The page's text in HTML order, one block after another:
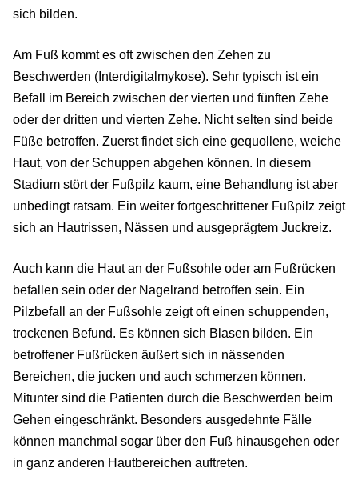
sich bilden.
Am Fuß kommt es oft zwischen den Zehen zu
Beschwerden (Interdigitalmykose). Sehr typisch ist ein
Befall im Bereich zwischen der vierten und fünften Zehe
oder der dritten und vierten Zehe. Nicht selten sind beide
Füße betroffen. Zuerst findet sich eine gequollene, weiche
Haut, von der Schuppen abgehen können. In diesem
Stadium stört der Fußpilz kaum, eine Behandlung ist aber
unbedingt ratsam. Ein weiter fortgeschrittener Fußpilz zeigt
sich an Hautrissen, Nässen und ausgeprägtem Juckreiz.
Auch kann die Haut an der Fußsohle oder am Fußrücken
befallen sein oder der Nagelrand betroffen sein. Ein
Pilzbefall an der Fußsohle zeigt oft einen schuppenden,
trockenen Befund. Es können sich Blasen bilden. Ein
betroffener Fußrücken äußert sich in nässenden
Bereichen, die jucken und auch schmerzen können.
Mitunter sind die Patienten durch die Beschwerden beim
Gehen eingeschränkt. Besonders ausgedehnte Fälle
können manchmal sogar über den Fuß hinausgehen oder
in ganz anderen Hautbereichen auftreten.